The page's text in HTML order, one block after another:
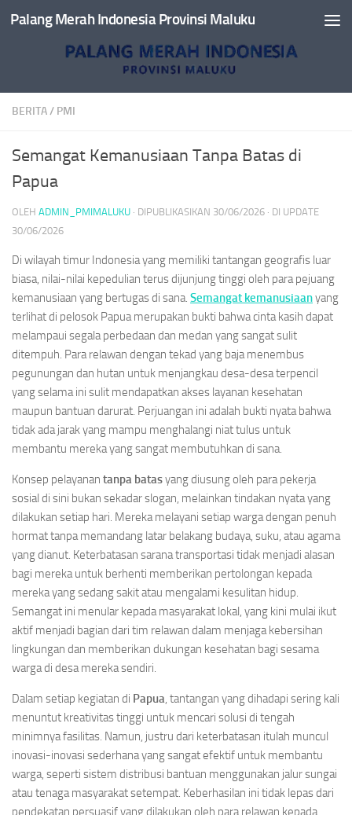
Skip to content
Palang Merah Indonesia Provinsi Maluku
BERITA/ PMI
Semangat Kemanusiaan Tanpa Batas di
Papua
OLEH ADMIN_PMIMALUKU · DIPUBLIKASIKAN 30/06/2026 · DI UPDATE
30/06/2026
Di wilayah timur Indonesia yang memiliki tantangan geografis luar
biasa, nilai-nilai kepedulian terus dijunjung tinggi oleh para pejuang
kemanusiaan yang bertugas di sana. Semangat kemanusiaanyang
terlihat di pelosok Papua merupakan bukti bahwa cinta kasih dapat
melampaui segala perbedaan dan medan yang sangat sulit
ditempuh. Para relawan dengan tekad yang baja menembus
pegunungan dan hutan untuk menjangkau desa-desa terpencil
yang selama ini sulit mendapatkan akses layanan kesehatan
maupun bantuan darurat. Perjuangan ini adalah bukti nyata bahwa
tidak ada jarak yang mampu menghalangi niat tulus untuk
membantu mereka yang sangat membutuhkan di sana.
Konsep pelayanan tanpa batasyang diusung oleh para pekerja
sosial di sini bukan sekadar slogan, melainkan tindakan nyata yang
dilakukan setiap hari. Mereka melayani setiap warga dengan penuh
hormat tanpa memandang latar belakang budaya, suku, atau agama
yang dianut. Keterbatasan sarana transportasi tidak menjadi alasan
bagi mereka untuk berhenti memberikan pertolongan kepada
mereka yang sedang sakit atau mengalami kesulitan hidup.
Semangat ini menular kepada masyarakat lokal, yang kini mulai ikut
aktif menjadi bagian dari tim relawan dalam menjaga kebersihan
lingkungan dan memberikan dukungan kesehatan bagi sesama
warga di desa mereka sendiri.
Dalam setiap kegiatan di Papua, tantangan yang dihadapi sering kali
menuntut kreativitas tinggi untuk mencari solusi di tengah
minimnya fasilitas. Namun, justru dari keterbatasan itulah muncul
inovasi-inovasi sederhana yang sangat efektif untuk membantu
warga, seperti sistem distribusi bantuan menggunakan jalur sungai
atau tenaga masyarakat setempat. Keberhasilan ini tidak lepas dari
pendekatan persuasif yang dilakukan oleh para relawan kepada